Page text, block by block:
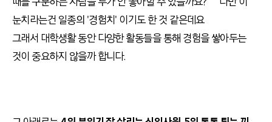
눈치라는건 일종의 '경험치' 이기도 한 것 같은데요
그래서 대학생활 동안 다양한 활동들을 통해 경험을 쌓아두는
것이 중요하지 않을까 합니다.